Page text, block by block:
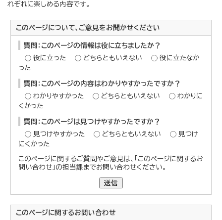
れぞれに楽しめる内容です。
このページについて、ご意見をお聞かせください
質問：このページの情報は役に立ちましたか？
役に立った
どちらともいえない
役に立たなか
った
質問：このページの内容はわかりやすかったですか？
わかりやすかった
どちらともいえない
わかりに
くかった
質問：このページは見つけやすかったですか？
見つけやすかった
どちらともいえない
見つけ
にくかった
このページに関するご質問やご意見は、「このページに関するお
問い合わせ」の担当課までお問い合わせください。
送信
このページに関するお問い合わせ